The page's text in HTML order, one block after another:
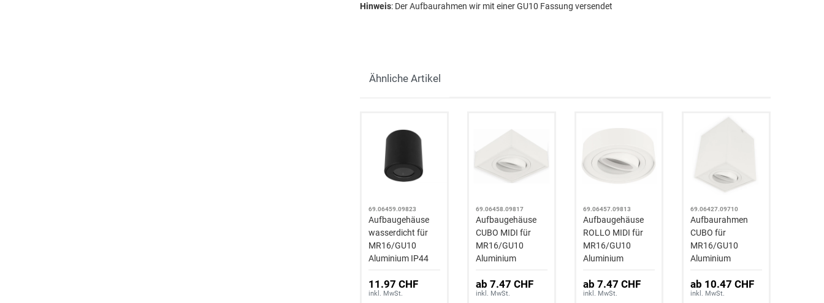
Hinweis: Der Aufbaurahmen wir mit einer GU10 Fassung versendet
Ähnliche Artikel
69.06459.09823
Aufbaugehäuse
wasserdicht für
MR16/GU10
Aluminium IP44
11.97 CHF
inkl. MwSt.
69.06458.09817
Aufbaugehäuse
CUBO MIDI für
MR16/GU10
Aluminium
ab 7.47 CHF
inkl. MwSt.
69.06457.09813
Aufbaugehäuse
ROLLO MIDI für
MR16/GU10
Aluminium
ab 7.47 CHF
inkl. MwSt.
69.06427.09710
Aufbaurahmen
CUBO für
MR16/GU10
Aluminium
ab 10.47 CHF
inkl. MwSt.